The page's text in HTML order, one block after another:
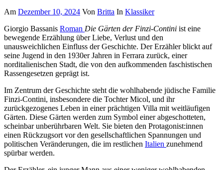
Am Dezember 10, 2024 Von Britta In Klassiker
Giorgio Bassanis Roman Die Gärten der Finzi-Contini ist eine
bewegende Erzählung über Liebe, Verlust und den
unausweichlichen Einfluss der Geschichte. Der Erzähler blickt auf
seine Jugend in den 1930er Jahren in Ferrara zurück, einer
norditalienischen Stadt, die von den aufkommenden faschistischen
Rassengesetzen geprägt ist.
Im Zentrum der Geschichte steht die wohlhabende jüdische Familie
Finzi-Contini, insbesondere die Tochter Micol, und ihr
zurückgezogenes Leben in einer prächtigen Villa mit weitläufigen
Gärten. Diese Gärten werden zum Symbol einer abgeschotteten,
scheinbar unberührbaren Welt. Sie bieten den Protagonist:innen
einen Rückzugsort vor den gesellschaftlichen Spannungen und
politischen Veränderungen, die im restlichen Italien zunehmend
spürbar werden.